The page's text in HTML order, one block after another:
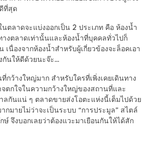
ที่สุด
ตลาดจะแบ่งออกเป็น 2 ประเภท คือ ห้องน้ำ
างตลาดเท่านั้นและห้องน้ำที่บุคคลทั่วไปก็
เนื่องจากห้องน้ำสำหรับผู้เกี่ยวข้องจะล็อคเอา
กันให้ดีด้วยนะจ๊ะ…
กว้างใหญ่มาก สำหรับใครที่เพิ่งเคยเดินทาง
จตกใจในความกว้างใหญ่ของสถานที่และ
กันแน่ ๆ ตลาดขายส่งโอตะแห่งนี้เต็มไปด้วย
กมายไม่ว่าจะเป็นระบบ “การประมูล” สไตล์
จึงบอกเลยว่าต้องแวะมาเยือนกันให้ได้สัก